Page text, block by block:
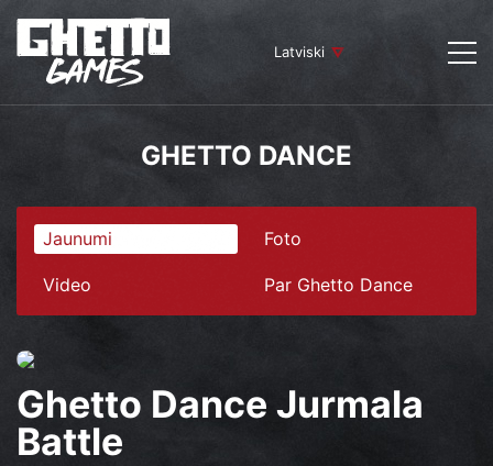
Latviski
GHETTO DANCE
Jaunumi Foto
Video Par Ghetto Dance
Ghetto Dance Jurmala
Battle